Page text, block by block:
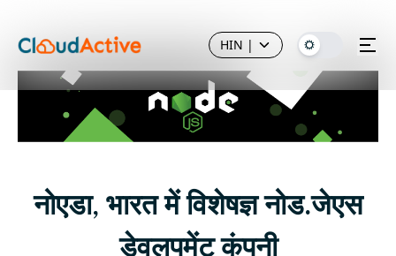
HIN |
नोएडा, भारत में विशेषज्ञ नोड.जेएस
डेवलपमेंट कंपनी